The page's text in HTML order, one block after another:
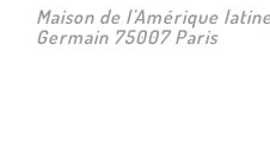
Maison de l'Amérique
Germain 75007 Paris